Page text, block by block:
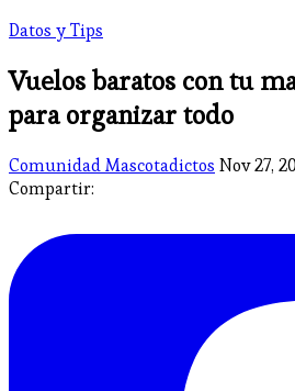
Datos y Tips
Vuelos baratos con tu
para organizar todo
Comunidad Mascotadictos Nov 27,
Compartir: